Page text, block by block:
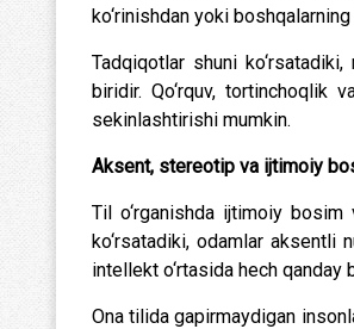
ko‘rinishdan yoki
Tadqiqotlar shuni
biridir. Qo‘rquv, tortinchoqlik
sekinlashtirishi mumkin.
Aksent, stereotip va ijtimoiy
Til o‘rganishda ijtimoiy
ko‘rsatadiki, odamlar aksentli
intellekt o‘rtasida hech qanday
Ona tilida gapirmaydigan